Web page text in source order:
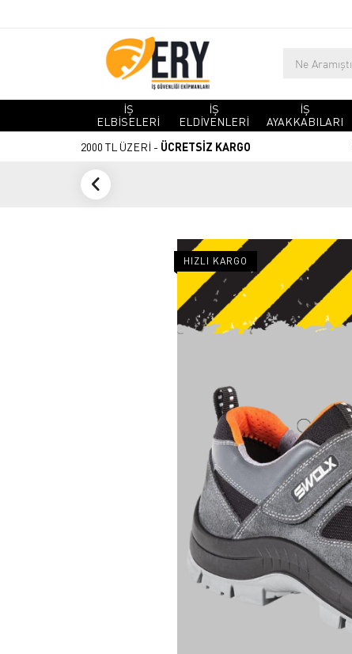
İŞ
ELBİSELERİ
İŞ
ELDİVENLERİ
İŞ
AYAKKABILARI
2000 TL ÜZERİ - ÜCRETSİZ KARGO
HIZLI KARGO